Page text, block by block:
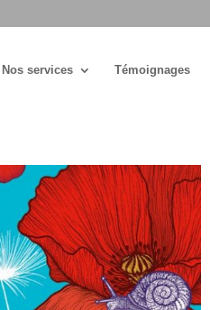
Nos services Témoignages